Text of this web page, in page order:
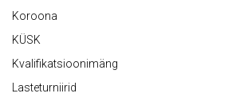
Koroona
KÜSK
Kvalifikatsioonimäng
Lasteturniirid